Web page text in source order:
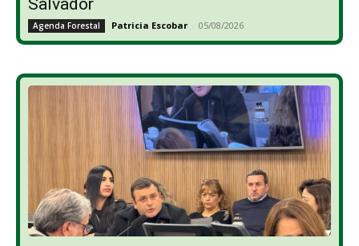
Salvador
Agenda Forestal Patricia Escobar - 05/08/2026